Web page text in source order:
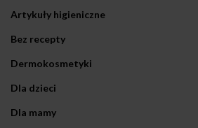
Artykuły higieniczne
Bez recepty
Dermokosmetyki
Dla dzieci
Dla mamy